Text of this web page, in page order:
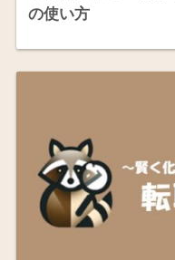
の使い方